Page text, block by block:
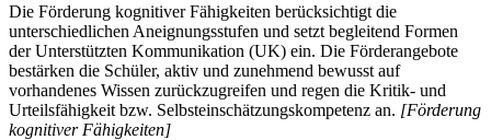
Die Förderung kognitiver Fähigkeiten berücksichtigt die
unterschiedlichen Aneignungsstufen und setzt begleitend Formen
der Unterstützten Kommunikation (UK) ein. Die Förderangebote
bestärken die Schüler, aktiv und zunehmend bewusst auf
vorhandenes Wissen zurückzugreifen und regen die Kritik- und
Urteilsfähigkeit bzw. Selbsteinschätzungskompetenz an. [Förderung
kognitiver Fähigkeiten]